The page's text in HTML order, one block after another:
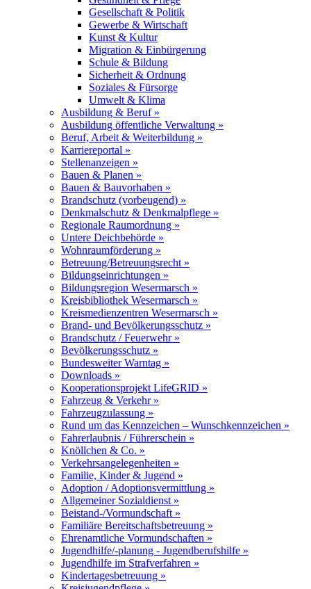
Gesellschaft & Politik
Gewerbe & Wirtschaft
Kunst & Kultur
Migration & Einbürgerung
Schule & Bildung
Sicherheit & Ordnung
Soziales & Fürsorge
Umwelt & Klima
Ausbildung & Beruf »
Ausbildung öffentliche Verwaltung »
Beruf, Arbeit & Weiterbildung »
Karriereportal »
Stellenanzeigen »
Bauen & Planen »
Bauen & Bauvorhaben »
Brandschutz (vorbeugend) »
Denkmalschutz & Denkmalpflege »
Regionale Raumordnung »
Untere Deichbehörde »
Wohnraumförderung »
Betreuung/Betreuungsrecht »
Bildungseinrichtungen »
Bildungsregion Wesermarsch »
Kreisbibliothek Wesermarsch »
Kreismedienzentren Wesermarsch »
Brand- und Bevölkerungsschutz »
Brandschutz / Feuerwehr »
Bevölkerungsschutz »
Bundesweiter Warntag »
Downloads »
Kooperationsprojekt LifeGRID »
Fahrzeug & Verkehr »
Fahrzeugzulassung »
Rund um das Kennzeichen – Wunschkennzeichen »
Fahrerlaubnis / Führerschein »
Knöllchen & Co. »
Verkehrsangelegenheiten »
Familie, Kinder & Jugend »
Adoption / Adoptionsvermittlung »
Allgemeiner Sozialdienst »
Beistand-/Vormundschaft »
Familiäre Bereitschaftsbetreuung »
Ehrenamtliche Vormundschaften »
Jugendhilfe/-planung - Jugendberufshilfe »
Jugendhilfe im Strafverfahren »
Kindertagesbetreuung »